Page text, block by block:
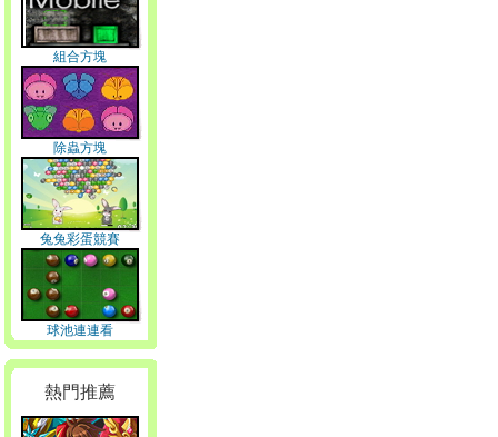
組合方塊
除蟲方塊
兔兔彩蛋競賽
球池連連看
熱門推薦